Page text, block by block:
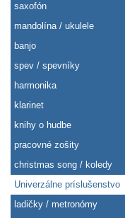
saxofón
mandolína / ukulele
banjo
spev / spevníky
harmonika
klarinet
knihy o hudbe
pracovné zošity
christmas song / koledy
Univerzálne príslušenstvo
ladičky / metronómy